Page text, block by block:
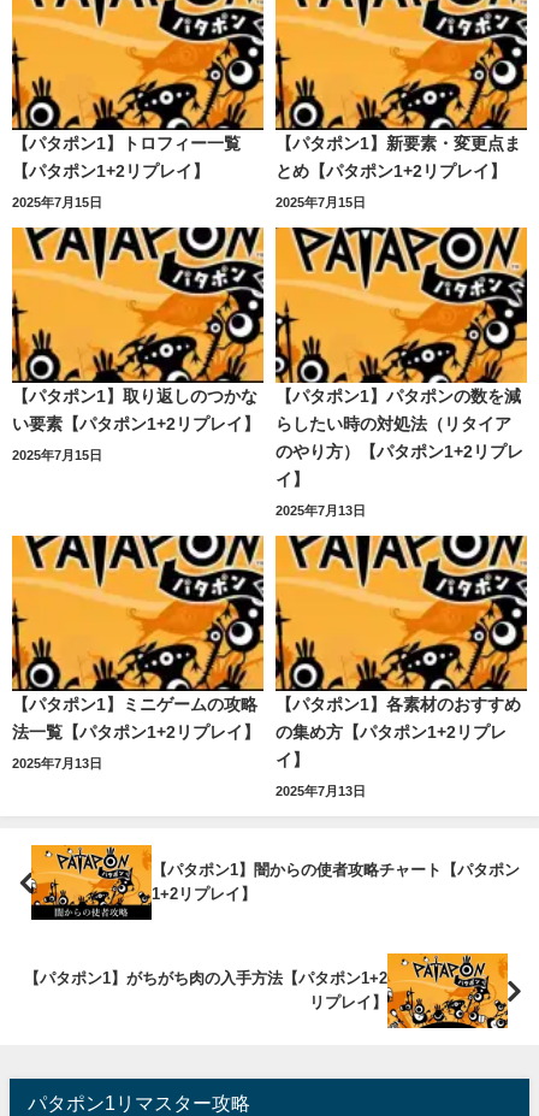
【パタポン1】トロフィー一覧
【パタポン1+2リプレイ】
2025年7月15日
【パタポン1】新要素・変更点ま
とめ【パタポン1+2リプレイ】
2025年7月15日
【パタポン1】取り返しのつかな
い要素【パタポン1+2リプレイ】
2025年7月15日
【パタポン1】パタポンの数を減
らしたい時の対処法（リタイア
のやり方）【パタポン1+2リプレ
イ】
2025年7月13日
【パタポン1】ミニゲームの攻略
法一覧【パタポン1+2リプレイ】
2025年7月13日
【パタポン1】各素材のおすすめ
の集め方【パタポン1+2リプレ
イ】
2025年7月13日
【パタポン1】闇からの使者攻略チャート【パタポン
1+2リプレイ】
【パタポン1】がちがち肉の入手方法【パタポン1+2
リプレイ】
パタポン1リマスター攻略